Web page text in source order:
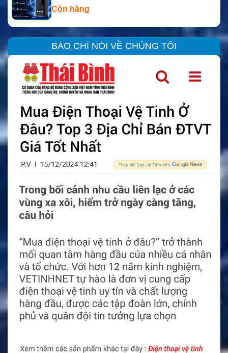
Còn hàng
BÁO CHÍ NÓI VỀ CHÚNG TÔI